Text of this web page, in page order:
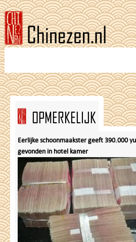
Skip
to
main
content
OPMERKELIJK
Eerlijke schoonmaakster geeft 390.000
gevonden in hotel kamer